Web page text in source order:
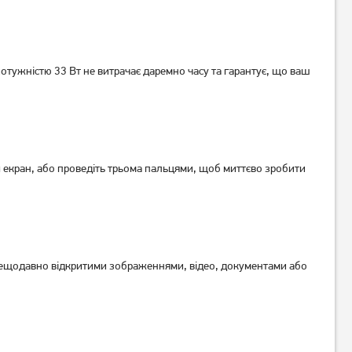
10 689грн 15 589грн
33 Вт не витрачає даремно часу та гарантує, що ваш
або проведіть трьома пальцями, щоб миттєво зробити
відкритими зображеннями, відео, документами або